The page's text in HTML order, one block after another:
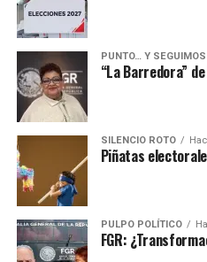
PUNTO… Y SEGUIMOS
“La Barredora”
SILENCIO ROTO
Piñatas
PULPO POLÍTICO
FGR: